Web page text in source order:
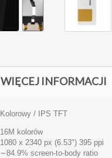
WIĘCEJ INFORMACJI
Kolorowy / IPS TFT
16M kolorów
1080 x 2340 px (6.53") 395 ppi
∼84.9% screen-to-body ratio